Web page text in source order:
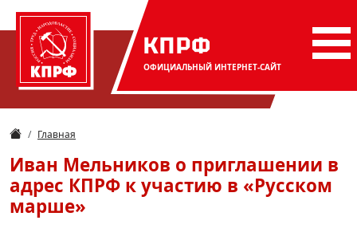
КПРФ
ОФИЦИАЛЬНЫЙ ИНТЕРНЕТ-САЙТ
Главная
Иван Мельников о приглашении в
адрес КПРФ к участию в «Русском
марше»